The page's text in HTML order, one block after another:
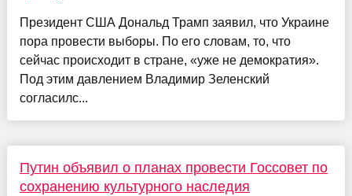
Президент США Дональд Трамп заявил, что Украине
пора провести выборы. По его словам, то, что
сейчас происходит в стране, «уже не демократия».
Под этим давлением Владимир Зеленский
согласилс...
Путин объявил о планах провести Госсовет по
сохранению культурного наследия